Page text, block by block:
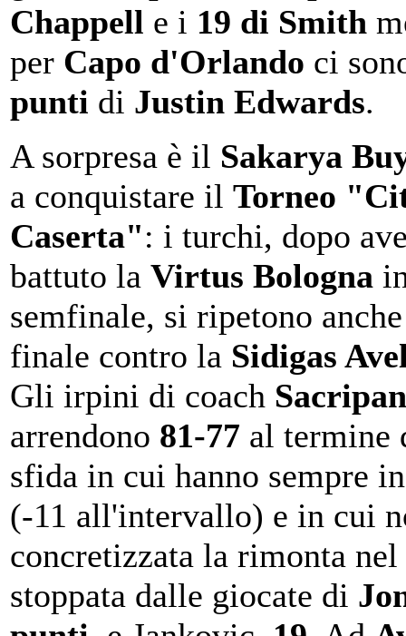
Chappell e i 19 di Smith
per Capo d'Orlando ci
punti di Justin Edwards.
A sorpresa è il Sakarya
a conquistare il Torneo
Caserta": i turchi, dopo
battuto la Virtus Bologna
semfinale, si ripetono
finale contro la Sidigas
Gli irpini di coach
arrendono 81-77 al termine
sfida in cui hanno sempre
(-11 all'intervallo) e in cui
concretizzata la rimonta
stoppata dalle giocate di